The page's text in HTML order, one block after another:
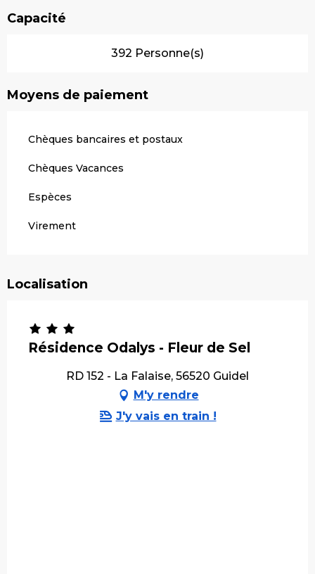
Capacité
392 Personne(s)
Moyens de paiement
Chèques bancaires et postaux
Chèques Vacances
Espèces
Virement
Localisation
Résidence Odalys - Fleur de Sel
RD 152 - La Falaise, 56520 Guidel
M'y rendre
J'y vais en train !